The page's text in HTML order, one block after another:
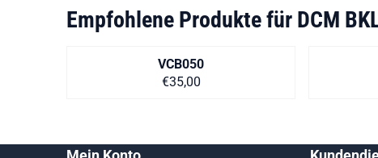
Empfohlene Produkte für DCM
VCB050
Preis auf Anfrage
€35,00